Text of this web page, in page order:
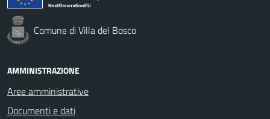
Comune di Villa del Bosco
AMMINISTRAZIONE
Aree amministrative
Documenti e dati